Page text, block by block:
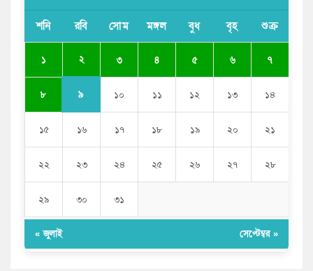
সরকার
সজীব ওয়াজেদ জয়
শনি রবি সোম মঙ্গল বুধ বৃহ শুক্র
১ ২ ৩ ৪ ৫ ৬ ৭
৮ ৯ ১০ ১১ ১২ ১৩ ১৪
১৫ ১৬ ১৭ ১৮ ১৯ ২০ ২১
২২ ২৩ ২৪ ২৫ ২৬ ২৭ ২৮
২৯ ৩০ ৩১
« জুলাই সেপ্টেম্বর »